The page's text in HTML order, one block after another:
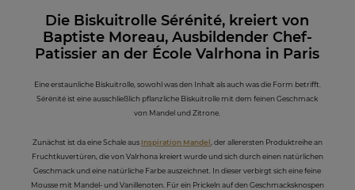
Die Biskuitrolle Sérénité, kreiert von
Baptiste Moreau, Ausbildender Chef-
Patissier an der École Valrhona in Paris
Eine erstaunliche Biskuitrolle, sowohl was den Inhalt als auch was die Form betrifft.
Sérénité ist eine ausschließlich pflanzliche Biskuitrolle mit dem feinen Geschmack
von Mandel und Zitrone.
Zunächst ist da eine Schale aus Inspiration Mandel , der allerersten Produktreihe an
Fruchtkuvertüren, die von Valrhona kreiert wurde und sich durch einen natürlichen
Geschmack und eine natürliche Farbe auszeichnet. In dieser verbirgt sich eine feine
Mousse mit Mandel- und Vanillenoten. Für ein Prickeln auf den Geschmacksknospen